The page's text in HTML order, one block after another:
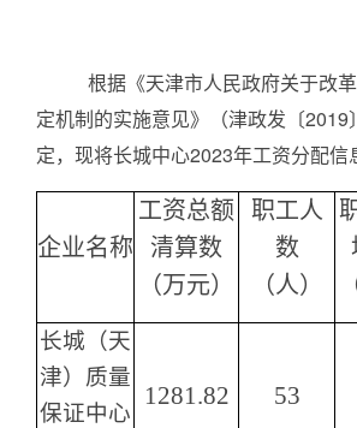
招聘启事
知识园地
认证业务法律法规
非认证业务法律法规
资料下载
党建工作
信息公开
企业基本信息
根据《天津市人民政府关于改
定机制的实施意见》（津政发〔2019〕
定，现将长城中心2023年工资分配信
企业名称
工资总额
清算数
（万元）
职工人
数
（人）
长城（天
津）质量
保证中心
1281.82 53